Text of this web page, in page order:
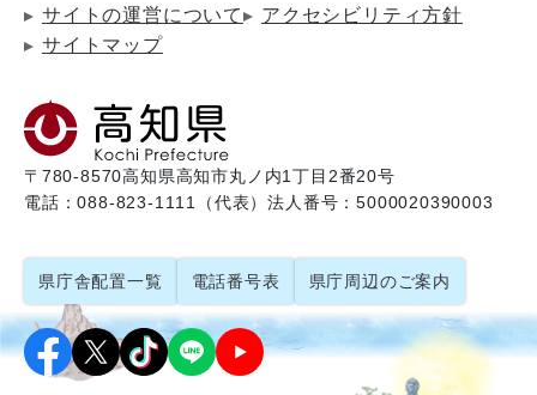
サイトの運営について
アクセシビリティ方針
サイトマップ
〒780-8570高知県高知市丸ノ内1丁目2番20号
電話：088-823-1111（代表）法人番号：5000020390003
県庁舎配置一覧 電話番号表 県庁周辺のご案内